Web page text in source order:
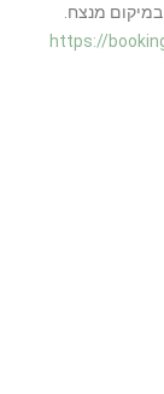
מנצח.
https://